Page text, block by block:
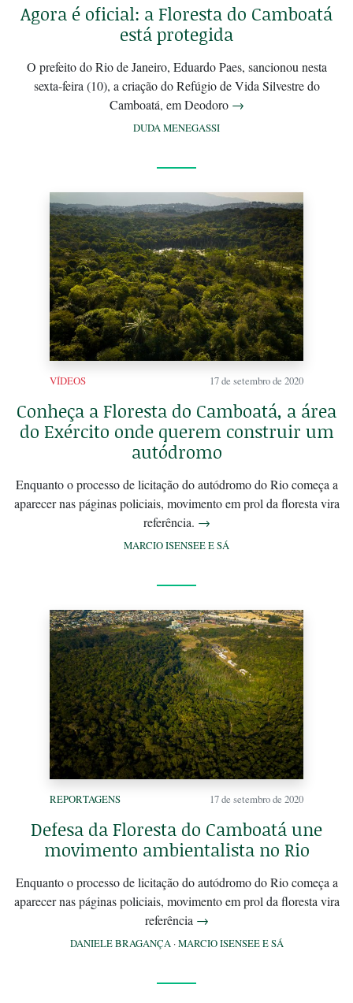
Agora é oficial: a Floresta do Camboatá
está protegida
O prefeito do Rio de Janeiro, Eduardo Paes, sancionou nesta
sexta-feira (10), a criação do Refúgio de Vida Silvestre do
Camboatá, em Deodoro →
DUDA MENEGASSI
VÍDEOS 17 de setembro de 2020
Conheça a Floresta do Camboatá, a área
do Exército onde querem construir um
autódromo
Enquanto o processo de licitação do autódromo do Rio começa a
aparecer nas páginas policiais, movimento em prol da floresta vira
referência. →
MARCIO ISENSEE E SÁ
REPORTAGENS 17 de setembro de 2020
Defesa da Floresta do Camboatá une
movimento ambientalista no Rio
Enquanto o processo de licitação do autódromo do Rio começa a
aparecer nas páginas policiais, movimento em prol da floresta vira
referência →
DANIELE BRAGANÇA·MARCIO ISENSEE E SÁ